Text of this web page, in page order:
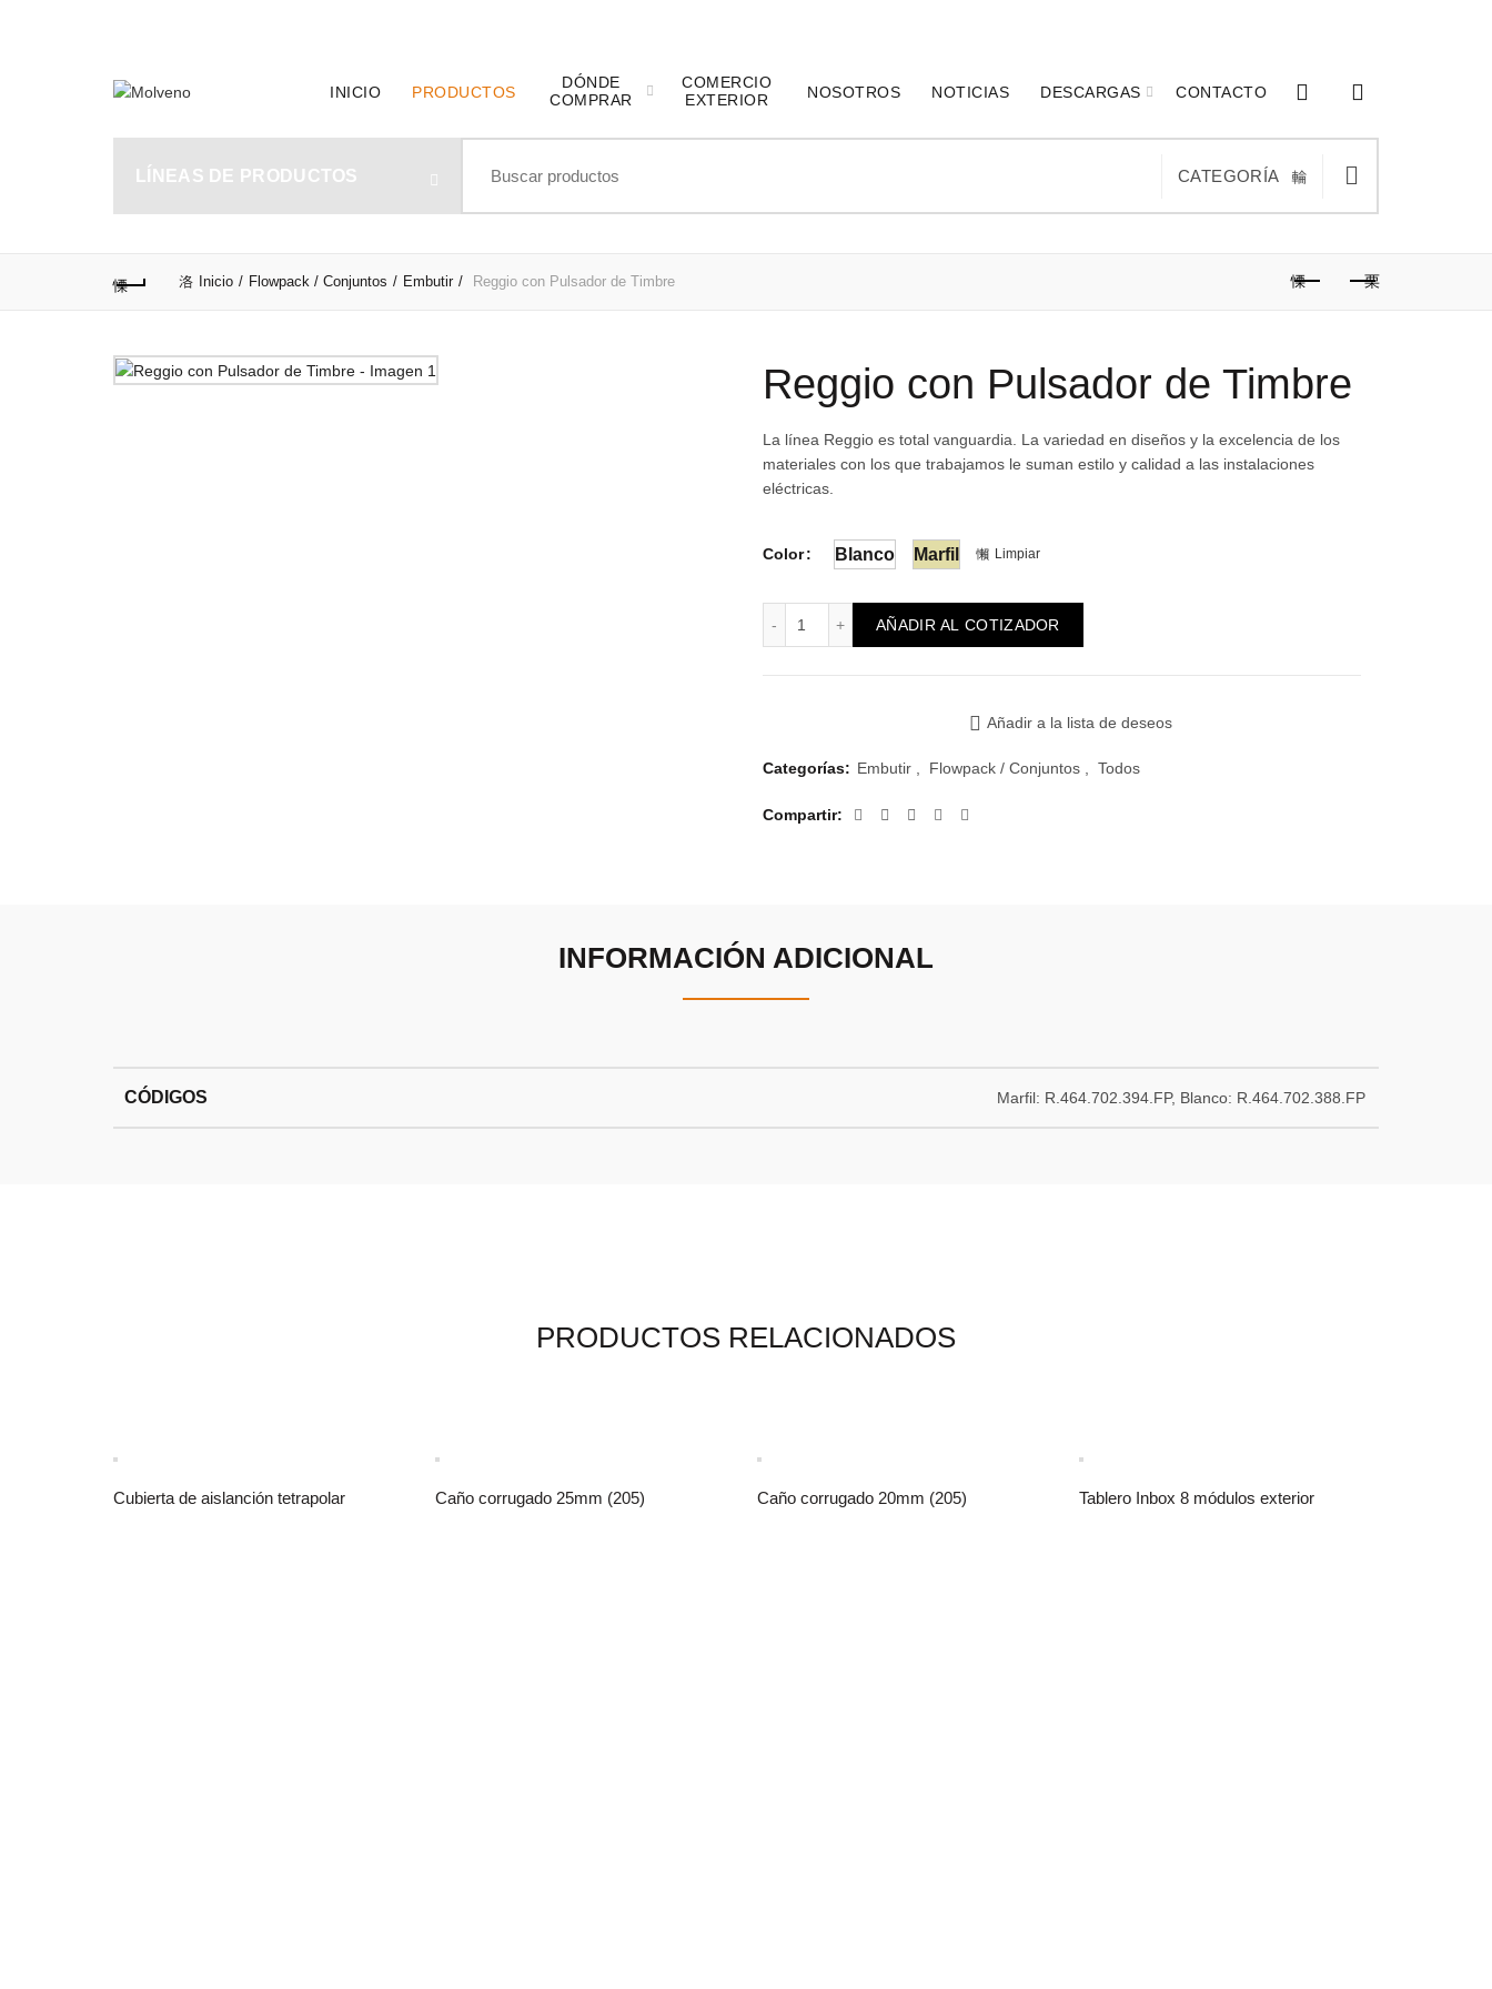
INICIO PRODUCTOS
DÓNDE
COMPRAR
COMERCIO
EXTERIOR
NOSOTROS NOTICIAS DESCARGAS CONTACTO
LÍNEAS DE PRODUCTOS CATEGORÍA
Inicio Flowpack / Conjuntos Embutir Reggio con Pulsador de Timbre
Reggio con Pulsador de Timbre
La línea Reggio es total vanguardia. La variedad en diseños y la excelencia de los
materiales con los que trabajamos le suman estilo y calidad a las instalaciones
eléctricas.
Color Blanco Marfil Limpiar
Reggio con Pulsador de Timbre cantidad
AÑADIR AL COTIZADOR
Añadir a la lista de deseos
Categorías: Embutir Flowpack / Conjuntos Todos
Compartir
INFORMACIÓN ADICIONAL
CÓDIGOS Marfil: R.464.702.394.FP, Blanco: R.464.702.388.FP
PRODUCTOS RELACIONADOS
Cubierta de aislanción tetrapolar Caño corrugado 25mm (205) Caño corrugado 20mm (205) Tablero Inbox 8 módulos exterior